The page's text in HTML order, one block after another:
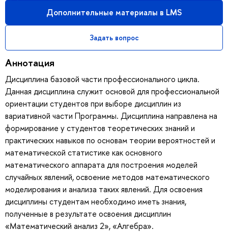
Дополнительные материалы в LMS
Задать вопрос
Аннотация
Дисциплина базовой части профессионального цикла.
Данная дисциплина служит основой для профессиональной
ориентации студентов при выборе дисциплин из
вариативной части Программы. Дисциплина направлена на
формирование у студентов теоретических знаний и
практических навыков по основам теории вероятностей и
математической статистике как основного
математического аппарата для построения моделей
случайных явлений, освоение методов математического
моделирования и анализа таких явлений. Для освоения
дисциплины студентам необходимо иметь знания,
полученные в результате освоения дисциплин
«Математический анализ 2», «Алгебра».